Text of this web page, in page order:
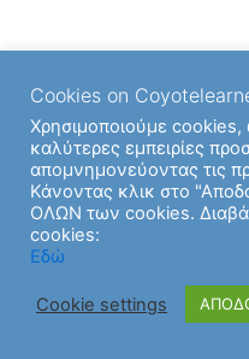
Cookies on
Χρησιμοποιούμε
καλύτερες εμπειρίες
απομνημονεύοντας τις
Κάνοντας κλικ στο
ΟΛΩΝ των cookies.
cookies:
Εδώ
Cookie settings